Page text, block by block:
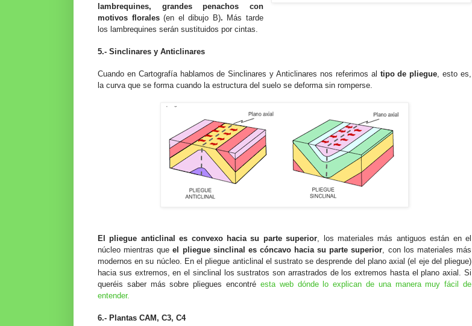
lambrequines, grandes penachos con
motivos florales(en el dibujo B). Más tarde
los lambrequines serán sustituidos por cintas.
5.- Sinclinares y Anticlinares
Cuando en Cartografía hablamos de Sinclinares y Anticlinares nos referimos al tipo de pliegue , esto es,
la curva que se forma cuando la estructura del suelo se deforma sin romperse.
El pliegue anticlinal es convexo hacia su parte superior , los materiales más antiguos están en el
núcleo mientras queel pliegue sinclinal es cóncavo hacia su parte superior , con los materiales más
modernos en su núcleo. En el pliegue anticlinal el sustrato se desprende del plano axial (el eje del pliegue)
hacia sus extremos, en el sinclinal los sustratos son arrastrados de los extremos hasta el plano axial. Si
queréis saber más sobre pliegues encontré esta web dónde lo explican de una manera muy fácil de
entender.
6.- Plantas CAM, C3, C4